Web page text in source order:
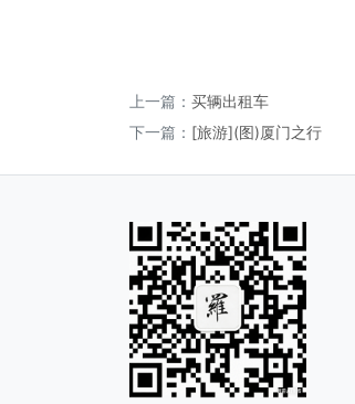
上一篇： 买辆出租车
下一篇： [旅游](图)厦门之行